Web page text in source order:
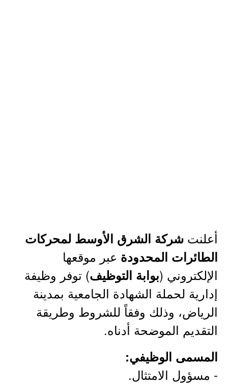
أعلنت شركة الشرق الأوسط لمحركات
الطائرات المحدودة عبر موقعها
الإلكتروني (بوابة التوظيف) توفر وظيفة
إدارية لحملة الشهادة الجامعية بمدينة
الرياض، وذلك وفقاً للشروط وطريقة
التقديم الموضحة أدناه.
المسمى الوظيفي:
- مسؤول الامتثال.